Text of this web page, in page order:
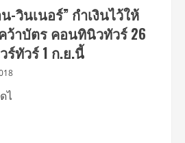
วินเนอร์” กำเงินไว้ให้
ว้าบัตร คอนทินิวทัวร์ 26
ร์ทัวร์ 1 ก.ย.นี้
ไ